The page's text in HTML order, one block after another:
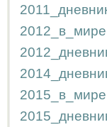
2012_в_мире
2015_в_мире